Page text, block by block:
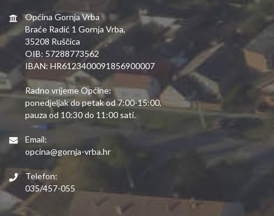
Općina Gornja Vrba
Braće Radić 1 Gornja Vrba,
35208 Ruščica
OIB: 57288773562
IBAN: HR6123400091856900007
Radno vrijeme Općine:
ponedjeljak do petak od 7:00-15:00,
pauza od 10:30 do 11:00 sati.
Email:
opcina@gornja-vrba.hr
Telefon:
035/457-055